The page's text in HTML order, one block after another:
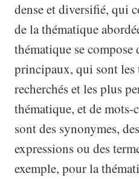
dense et diversifié, qui
de la thématique
thématique se compose
principaux, qui sont les
recherchés et les plus
thématique, et de mots-
sont des synonymes,
expressions ou des
exemple, pour la